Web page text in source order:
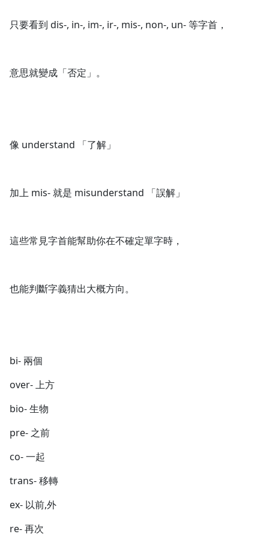
只要看到 dis-, in-, im-, ir-, mis-, non-, un- 等字首，
意思就變成「否定」。
像 understand 「了解」
加上 mis- 就是 misunderstand 「誤解」
這些常見字首能幫助你在不確定單字時，
也能判斷字義猜出大概方向。
bi- 兩個
over- 上方
bio- 生物
pre- 之前
co- 一起
trans- 移轉
ex- 以前,外
re- 再次